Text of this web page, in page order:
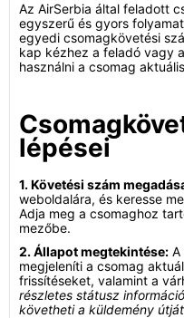
Az AirSerbia által feladott
egyszerű és gyors
egyedi csomagkövetési
kap kézhez a feladó vagy
használni a csomag
lépései
1. Követési szám
weboldalára, és keresse
Adja meg a csomaghoz
mezőbe.
2. Állapot megtekintése: A
megjeleníti a csomag
frissítéseket, valamint a
részletes státusz
követheti a küldemény